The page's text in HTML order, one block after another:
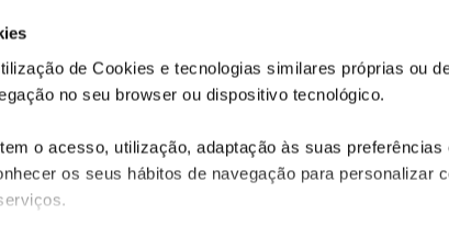
de Cookies e tecnologias similares próprias ou
no seu browser ou dispositivo tecnológico.
o acesso, utilização, adaptação às suas
os seus hábitos de navegação para personalizar